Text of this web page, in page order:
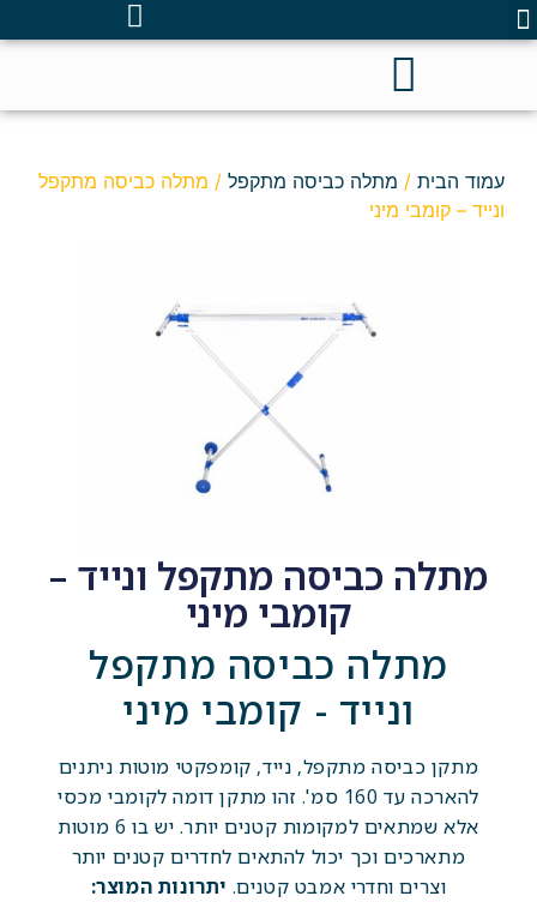
עמוד הבית/ מתלה כביסה מתקפל/ מתלה כביסה מתקפל
ונייד – קומבי מיני
מתלה כביסה מתקפל ונייד –
קומבי מיני
מתלה כביסה מתקפל
ונייד - קומבי מיני
מתקן כביסה מתקפל, נייד, קומפקטי מוטות ניתנים
להארכה עד 160 סמ'. זהו מתקן דומה לקומבי מכסי
אלא שמתאים למקומות קטנים יותר. יש בו 6 מוטות
מתארכים וכך יכול להתאים לחדרים קטנים יותר
וצרים וחדרי אמבט קטנים. יתרונות המוצר: